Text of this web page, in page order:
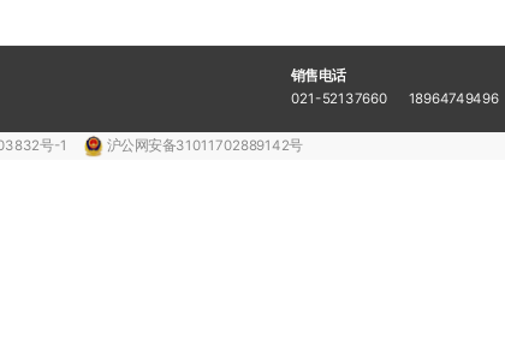
销售电话
021-52137660 18964749496
号-1 沪公网安备31011702889142号